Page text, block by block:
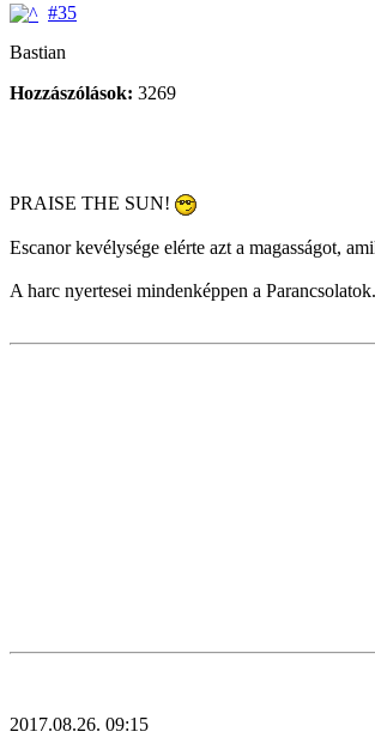
#35
Bastian
Hozzászólások: 3269
PRAISE THE SUN!
Escanor kevélysége elérte azt a magasságot,
A harc nyertesei mindenképpen a Parancsolatok.
2017.08.26. 09:15